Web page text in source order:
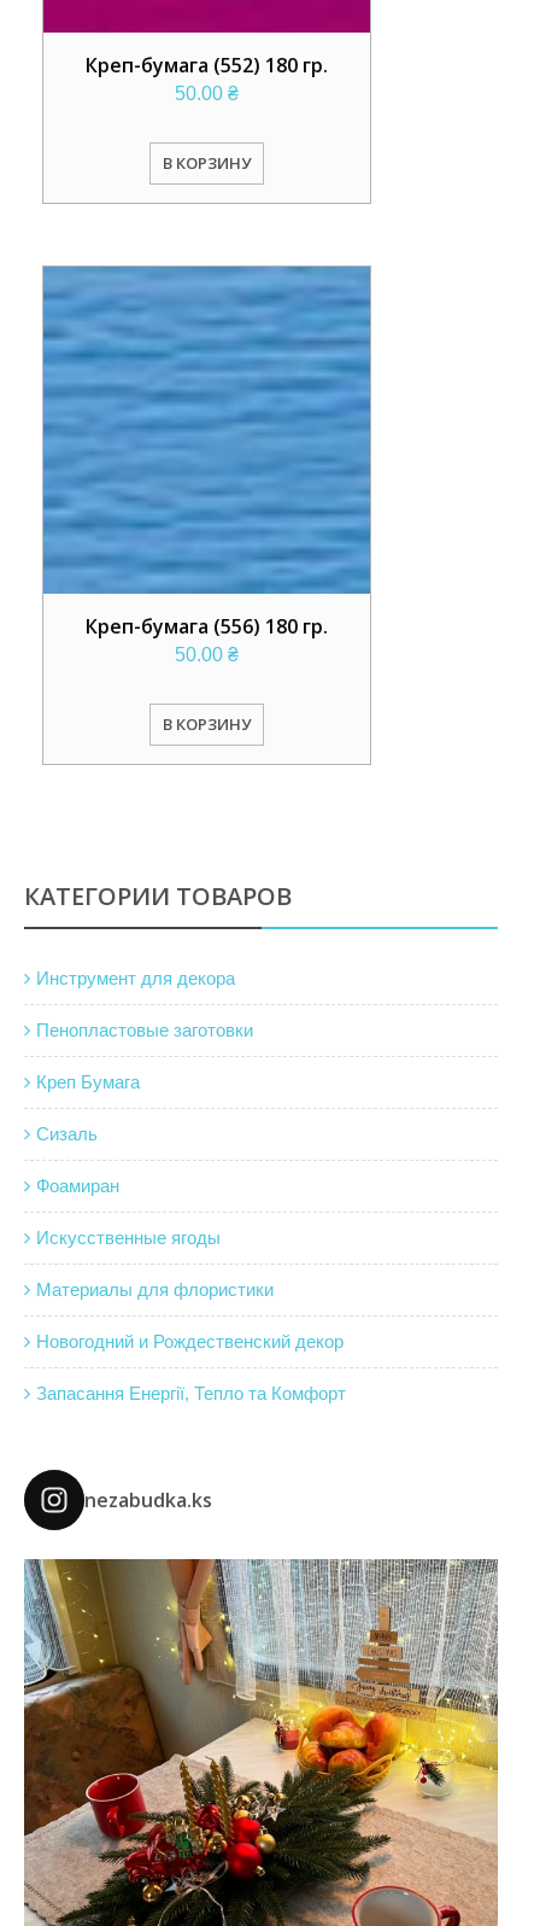
Креп-бумага (552) 180 гр.
50.00 ₴
В КОРЗИНУ
Креп-бумага (556) 180 гр.
50.00 ₴
В КОРЗИНУ
КАТЕГОРИИ ТОВАРОВ
Инструмент для декора
Пенопластовые заготовки
Креп Бумага
Сизаль
Фоамиран
Искусственные ягоды
Материалы для флористики
Новогодний и Рождественский декор
Запасання Енергії, Тепло та Комфорт
nezabudka.ks